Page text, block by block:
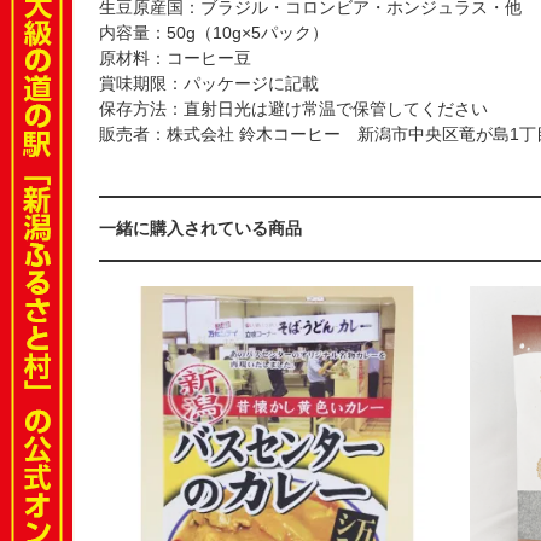
生豆原産国：ブラジル・コロンビア・ホンジュラス・他
内容量：50g（10g×5パック）
原材料：コーヒー豆
賞味期限：パッケージに記載
保存方法：直射日光は避け常温で保管してください
販売者：株式会社 鈴木コーヒー 新潟市中央区竜が島1丁
一緒に購入されている商品